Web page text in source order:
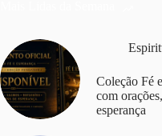
Coleção Fé
com
esperança